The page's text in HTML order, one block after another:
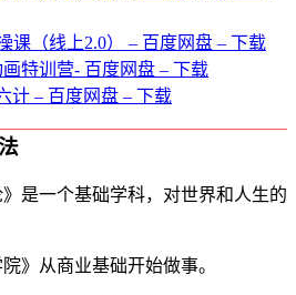
课（线上2.0） – 百度网盘 – 下载
特训营- 百度网盘 – 下载
计 – 百度网盘 – 下载
是一个基础学科，对世界和人生的
》从商业基础开始做事。